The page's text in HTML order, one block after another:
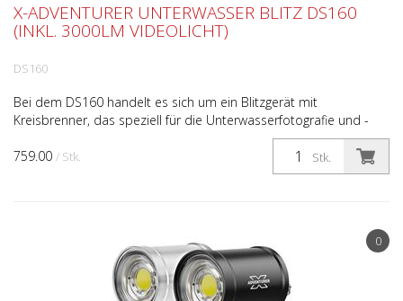
759.00 / Stk. Stk.
X-ADVENTURER UNTERWASSER BLITZ DS160
(INKL. 3000LM VIDEOLICHT)
DS160
Bei dem DS160 handelt es sich um ein Blitzgerät mit
Kreisbrenner, das speziell für die Unterwasserfotografie und -
videografie entwickelt wurde. Das Unterwasserblitzgerät ...
0